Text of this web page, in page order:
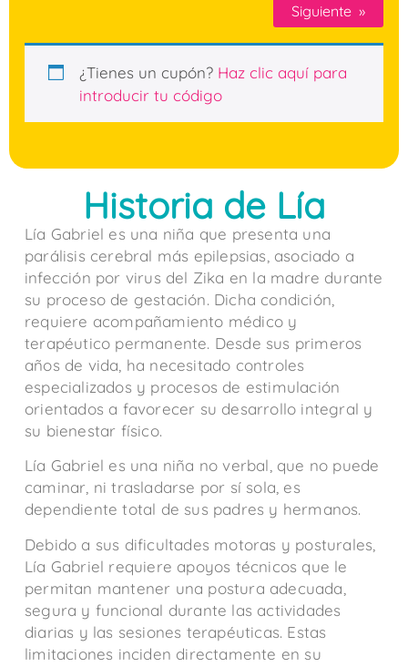
»
¿Tienes un cupón? Haz clic aquí para
introducir tu código
Historia de Lía
Lía Gabriel es una niña que presenta una
parálisis cerebral más epilepsias, asociado a
infección por virus del Zika en la madre durante
su proceso de gestación. Dicha condición,
requiere acompañamiento médico y
terapéutico permanente. Desde sus primeros
años de vida, ha necesitado controles
especializados y procesos de estimulación
orientados a favorecer su desarrollo integral y
su bienestar físico.
Lía Gabriel es una niña no verbal, que no puede
caminar, ni trasladarse por sí sola, es
dependiente total de sus padres y hermanos.
Debido a sus dificultades motoras y posturales,
Lía Gabriel requiere apoyos técnicos que le
permitan mantener una postura adecuada,
segura y funcional durante las actividades
diarias y las sesiones terapéuticas. Estas
limitaciones inciden directamente en su